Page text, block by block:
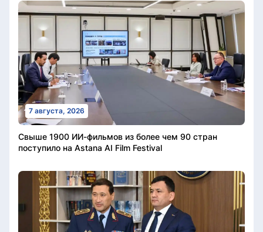
7 августа, 2026
Свыше 1900 ИИ-фильмов из более чем 90 стран
поступило на Astana AI Film Festival